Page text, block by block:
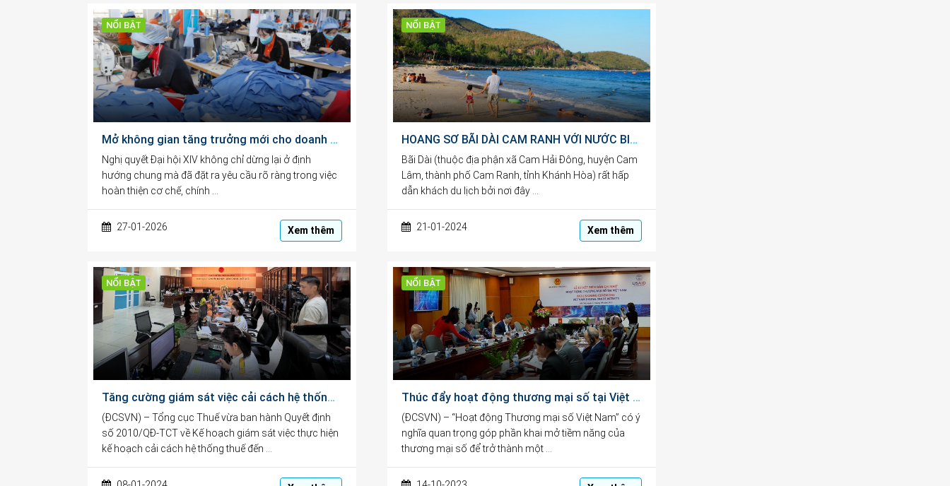
NỔI BẬT
Mở không gian tăng trưởng mới cho doanh nghiệp và nguồn lực tri thức
Nghị quyết Đại hội XIV không chỉ dừng lại ở định
hướng chung mà đã đặt ra yêu cầu rõ ràng trong việc
hoàn thiện cơ chế, chính …
27-01-2026 Xem thêm
NỔI BẬT
HOANG SƠ BÃI DÀI CAM RANH VỚI NƯỚC BIỂN TRONG XANH
Bãi Dài (thuộc địa phận xã Cam Hải Đông, huyện Cam
Lâm, thành phố Cam Ranh, tỉnh Khánh Hòa) rất hấp
dẫn khách du lịch bởi nơi đây …
21-01-2024 Xem thêm
NỔI BẬT
Tăng cường giám sát việc cải cách hệ thống thuế
(ĐCSVN) – Tổng cục Thuế vừa ban hành Quyết định
số 2010/QĐ-TCT về Kế hoạch giám sát việc thực hiện
kế hoạch cải cách hệ thống thuế đến …
NỔI BẬT
Thúc đẩy hoạt động thương mại số tại Việt Nam
(ĐCSVN) – “Hoạt động Thương mại số Việt Nam” có ý
nghĩa quan trọng góp phần khai mở tiềm năng của
thương mại số để trở thành một …